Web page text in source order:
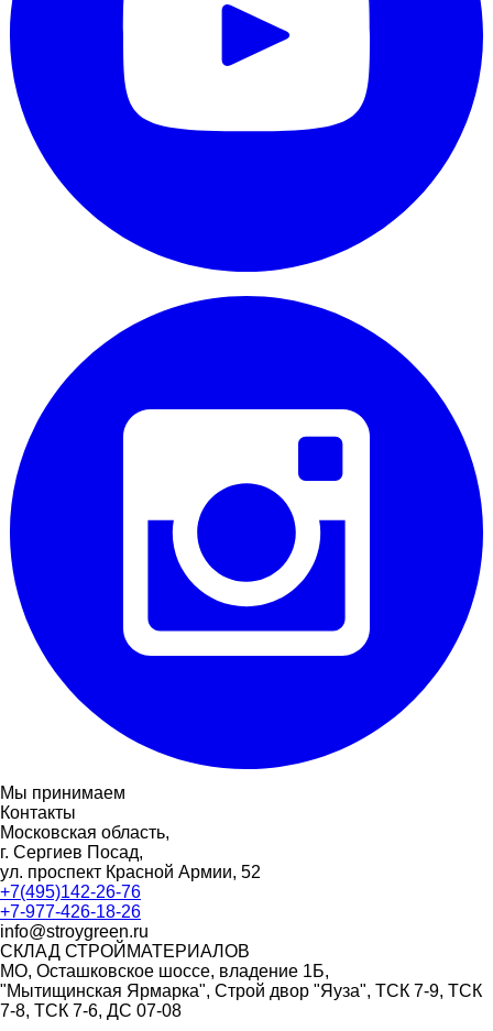
Мы принимаем
Контакты
Московская область,
г. Сергиев Посад,
ул. проспект Красной Армии, 52
+7(495)142-26-76
+7-977-426-18-26
info@stroygreen.ru
СКЛАД СТРОЙМАТЕРИАЛОВ
МО, Осташковское шоссе, владение 1Б,
"Мытищинская Ярмарка", Строй двор "Яуза", ТСК 7-9, ТСК
7-8, ТСК 7-6, ДС 07-08